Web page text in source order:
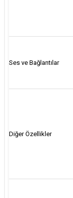
Ses ve Bağlantılar
Diğer Özellikler